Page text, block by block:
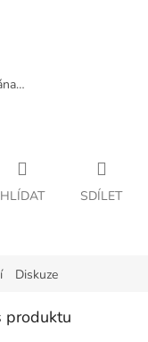
HLÍDAT SDÍLET
Diskuze
produktu